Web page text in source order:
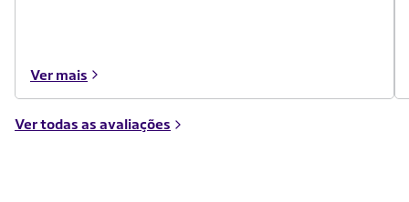
Ver mais
Ver todas as avaliações